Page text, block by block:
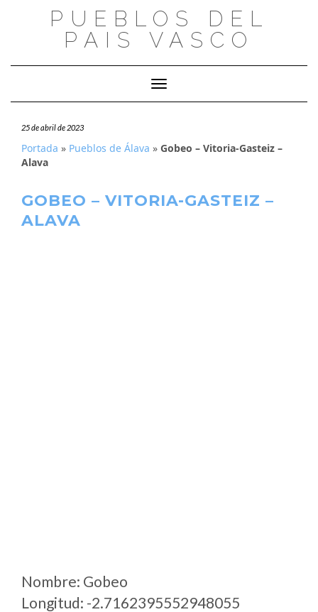
PUEBLOS DEL
PAIS VASCO
Cambiar modo de navegación
25 de abril de 2023
Portada » Pueblos de Álava » Gobeo – Vitoria-Gasteiz –
Alava
GOBEO – VITORIA-GASTEIZ –
ALAVA
Nombre: Gobeo
Longitud: -2.7162395552948055